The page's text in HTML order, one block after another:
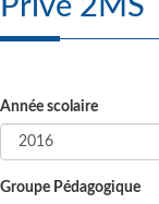
Privé 2MS
Année scolaire
Groupe Pédagogique